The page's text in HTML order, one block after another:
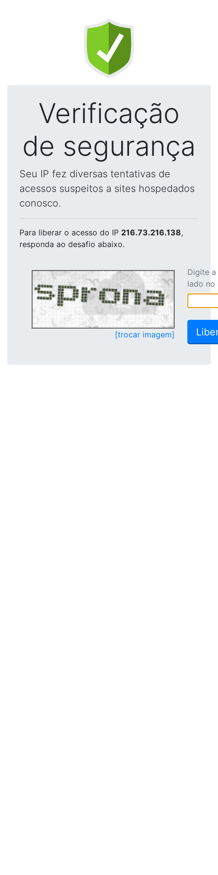
Verificação
de segurança
Seu IP fez diversas tentativas de
acessos suspeitos a sites hospedados
conosco.
Para liberar o acesso do IP 216.73.216.138,
responda ao desafio abaixo.
[trocar imagem]
Digite
lado no